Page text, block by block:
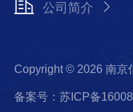
公司简介
Copyright © 2026 南京
备案号：苏ICP备